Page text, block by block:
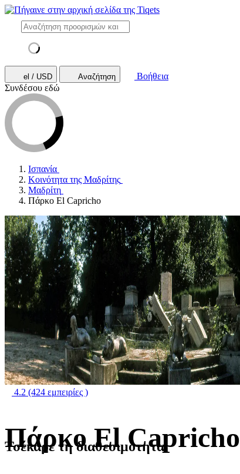
el / USD Αναζήτηση
Βοήθεια
Συνδέσου εδώ
Ισπανία
Κοινότητα της Μαδρίτης
Μαδρίτη
Πάρκο El Capricho
4.2 (424 εμπειρίες )
Πάρκο El Capricho
Τσέκαρε τη διαθεσιμότητα